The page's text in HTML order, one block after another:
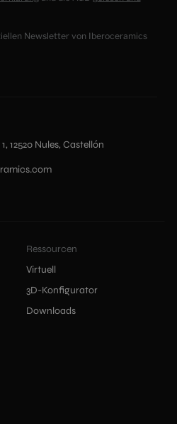
Newsletter von Iberoceramics
Ressourcen
Virtuell
3D-Konfigurator
Downloads
12520 Nules, Castellón